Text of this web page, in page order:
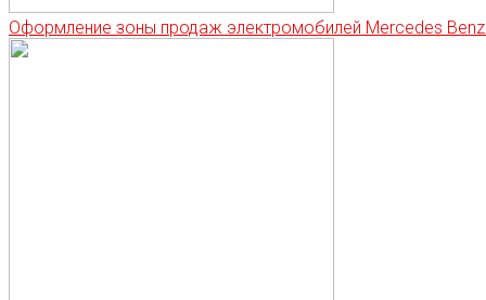
Оформление зоны продаж электромобилей Mercedes Benz